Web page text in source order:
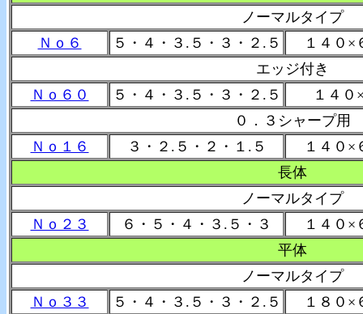
ノーマルタイプ
Ｎｏ６
５・４・３.５・３・２.５
１４０×
エッジ付き
Ｎｏ６０
５・４・３.５・３・２.５
１４０
０．３シャープ用
Ｎｏ１６
３・２.５・２・１.５
１４０×
長体
ノーマルタイプ
Ｎｏ２３
６・５・４・３.５・３
１４０×
平体
ノーマルタイプ
Ｎｏ３３
５・４・３.５・３・２.５ １８０×